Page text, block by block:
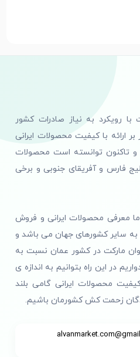
با رویکرد به نیاز صادرات کشور
ارائه با کیفیت محصولات ایرانی
است و تاکنون توانسته است محصولات
فارس و آفریقای جنوبی و برخی
معرفی محصولات ایرانی و فروش
به سایر کشورهای جهان می باشد و
مارکت در کشور عمان نسبت به
در این راه بتوانیم به اندازه ی
محصولات ایرانی گامی بلند
زحمت کش کشورمان باشیم.